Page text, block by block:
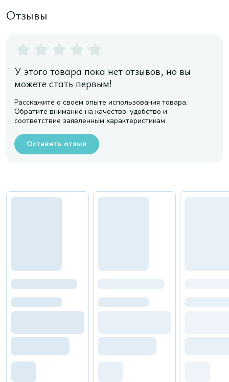
Отзывы
У этого товара пока нет отзывов, но вы
можете стать первым!
Расскажите о своем опыте использования товара.
Обратите внимание на качество, удобство и
соответствие заявленным характеристикам
Оставить отзыв